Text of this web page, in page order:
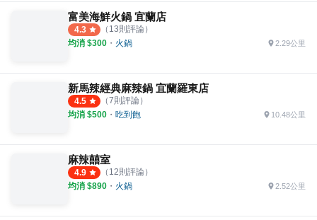
富美海鮮火鍋 宜蘭店
4.3 （ 13則評論）
均消 $300 ・ 火鍋 2.29公里
新馬辣經典麻辣鍋 宜蘭羅東店
4.5 （7則評論）
均消 $500 ・ 吃到飽 10.48公里
麻辣囍室
4.9 （ 12則評論）
均消 $890 ・ 火鍋 2.52公里